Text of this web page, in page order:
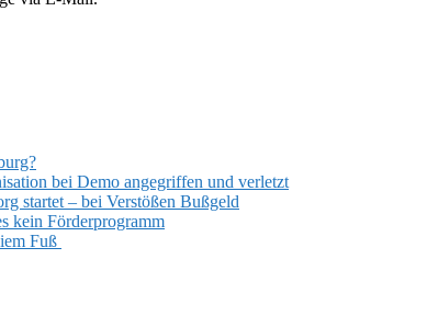
bei Demo angegriffen und verletzt
startet – bei Verstößen Bußgeld
kein Förderprogramm
Fuß